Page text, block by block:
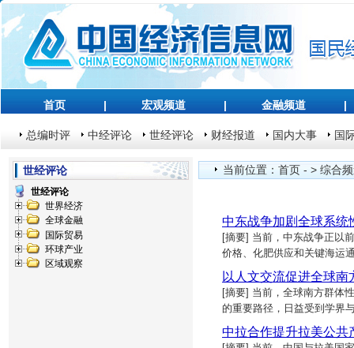
首页 | 宏观频道 | 金融频道 |
总编时评 中经评论 世经评论 财经报道 国内大事 国
世经评论
世经评论
世界经济
全球金融
国际贸易
环球产业
区域观察
当前位置： 首页 - > 综合
中东战争加剧全球系统
[摘要] 当前，中东战争正以
价格、化肥供应和关键海运
以人文交流促进全球南
[摘要] 当前，全球南方群体
的重要路径，日益受到学界
中拉合作提升拉美公共